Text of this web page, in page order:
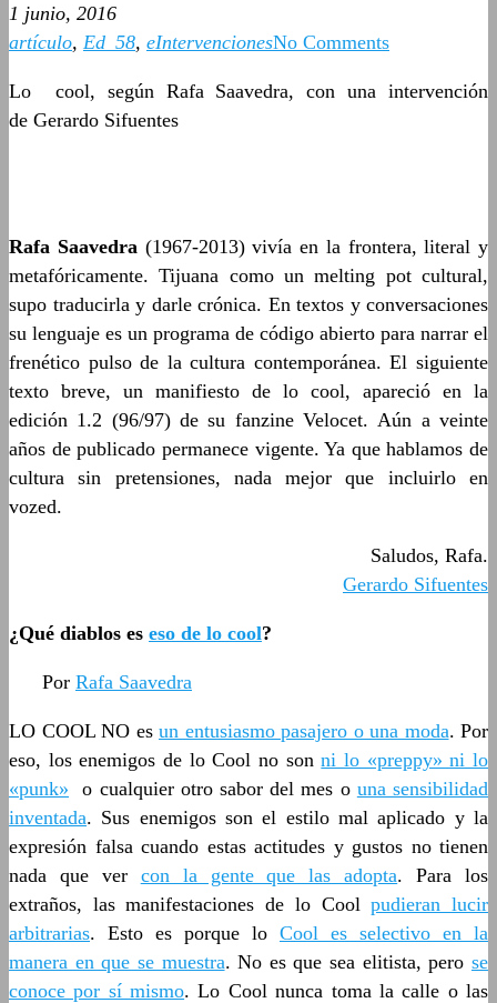
1 junio, 2016
artículo, Ed_58, eIntervencionesNo Comments
Lo cool, según Rafa Saavedra, con una intervención
de Gerardo Sifuentes
Rafa Saavedra(1967-2013) vivía en la frontera, literal y
metafóricamente. Tijuana como un melting pot cultural,
supo traducirla y darle crónica. En textos y conversaciones
su lenguaje es un programa de código abierto para narrar el
frenético pulso de la cultura contemporánea. El siguiente
texto breve, un manifiesto de lo cool, apareció en la
edición 1.2 (96/97) de su fanzine Velocet. Aún a veinte
años de publicado permanece vigente. Ya que hablamos de
cultura sin pretensiones, nada mejor que incluirlo en
vozed.
Saludos, Rafa.
Gerardo Sifuentes
¿Qué diablos es eso de lo cool?
Por Rafa Saavedra
LO COOL NO es un entusiasmo pasajero o una moda. Por
eso, los enemigos de lo Cool no sonni lo «preppy» ni lo
«punk» o cualquier otro sabor del mes o una sensibilidad
inventada. Sus enemigos son el estilo mal aplicado y la
expresión falsa cuando estas actitudes y gustos no tienen
nada que ver con la gente que las adopta. Para los
extraños, las manifestaciones de lo Coolpudieran lucir
arbitrarias. Esto es porque lo Cool es selectivo en la
manera en que se muestra. No es que sea elitista, perose
conoce por sí mismo. Lo Cool nunca toma la calle o las